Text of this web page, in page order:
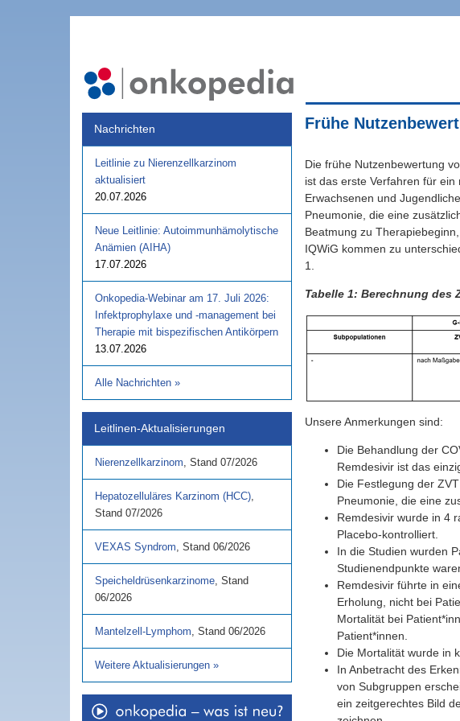
Nachrichten
Leitlinie zu Nierenzellkarzinom
aktualisiert
20.07.2026
Neue Leitlinie: Autoimmunhämolytische
Anämien (AIHA)
17.07.2026
Onkopedia-Webinar am 17. Juli 2026:
Infektprophylaxe und -management bei
Therapie mit bispezifischen Antikörpern
13.07.2026
Alle Nachrichten »
Leitlinen-Aktualisierungen
Nierenzellkarzinom, Stand 07/2026
Hepatozelluläres Karzinom (HCC),
Stand 07/2026
VEXAS Syndrom, Stand 06/2026
Speicheldrüsenkarzinome, Stand
06/2026
Mantelzell-Lymphom, Stand 06/2026
Weitere Aktualisierungen »
Frühe
Die frühe Nutzenbewertung
ist das erste Verfahren für
Erwachsenen und
Pneumonie, die eine
Beatmung zu
IQWiG kommen zu
1.
Tabelle 1: Berechnung des
Unsere Anmerkungen sind:
Die Behandlung der
Remdesivir ist das
Die Festlegung der
Pneumonie, die eine
Remdesivir wurde in 4
Placebo-kontrolliert.
In die Studien wurden
Studienendpunkte
Remdesivir führte in
Erholung, nicht bei
Mortalität bei
Patient*innen.
Die Mortalität wurde in
In Anbetracht des
von Subgruppen
ein zeitgerechtes Bild